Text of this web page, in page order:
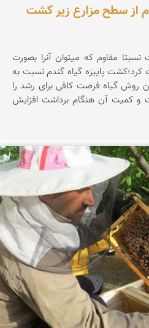
از سطح مزارع زیر کشت
نسبتا مقاوم که میتوان آنرا بصورت
کرد؛کشت پاییزه گیاه گندم نسبت به
روش گیاه فرصت کافی برای رشد را
کمیت آن هنگام برداشت افزایش